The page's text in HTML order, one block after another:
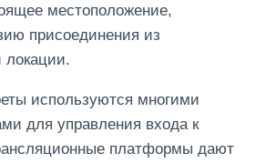
местоположение,
присоединения из
локации.
используются многими
для управления входа к
платформы дают